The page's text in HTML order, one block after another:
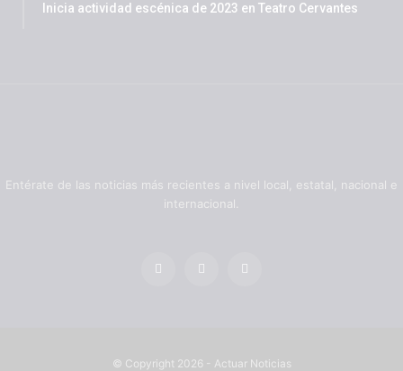
Inicia actividad escénica de 2023 en Teatro Cervantes
Entérate de las noticias más recientes a nivel local, estatal, nacional e
internacional.
© Copyright 2026 - Actuar Noticias